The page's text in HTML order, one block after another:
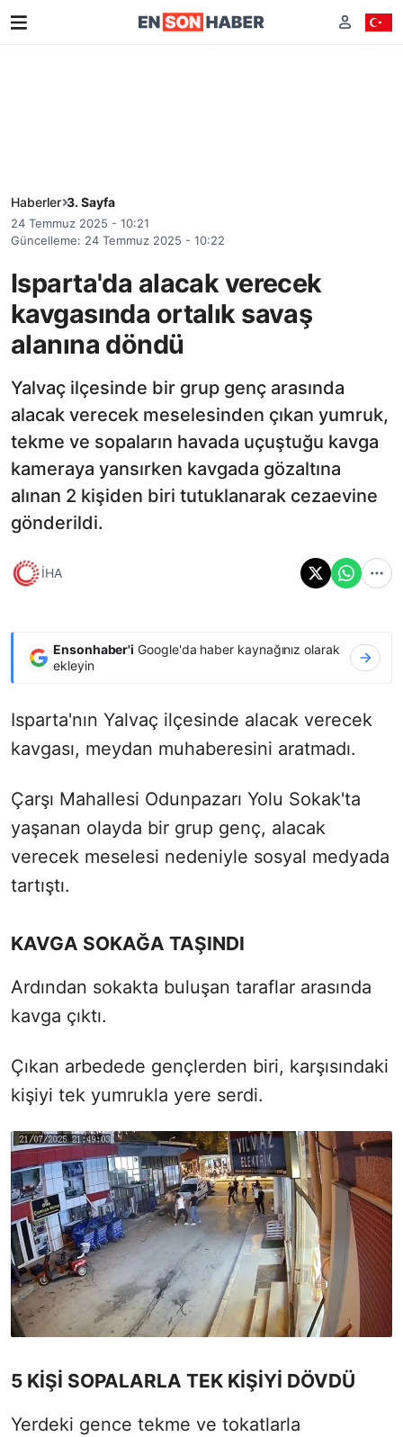
Haberler 3. Sayfa
24 Temmuz 2025 - 10:21
Güncelleme: 24 Temmuz 2025 - 10:22
Isparta'da alacak verecek
kavgasında ortalık savaş
alanına döndü
Yalvaç ilçesinde bir grup genç arasında
alacak verecek meselesinden çıkan yumruk,
tekme ve sopaların havada uçuştuğu kavga
kameraya yansırken kavgada gözaltına
alınan 2 kişiden biri tutuklanarak cezaevine
gönderildi.
İHA
Ensonhaber'i Google'da haber kaynağınız olarak
ekleyin
Isparta'nın Yalvaç ilçesinde alacak verecek
kavgası, meydan muhaberesini aratmadı.
Çarşı Mahallesi Odunpazarı Yolu Sokak'ta
yaşanan olayda bir grup genç, alacak
verecek meselesi nedeniyle sosyal medyada
tartıştı.
KAVGA SOKAĞA TAŞINDI
Ardından sokakta buluşan taraflar arasında
kavga çıktı.
Çıkan arbedede gençlerden biri, karşısındaki
kişiyi tek yumrukla yere serdi.
5 KİŞİ SOPALARLA TEK KİŞİYİ DÖVDÜ
Yerdeki gence tekme ve tokatlarla